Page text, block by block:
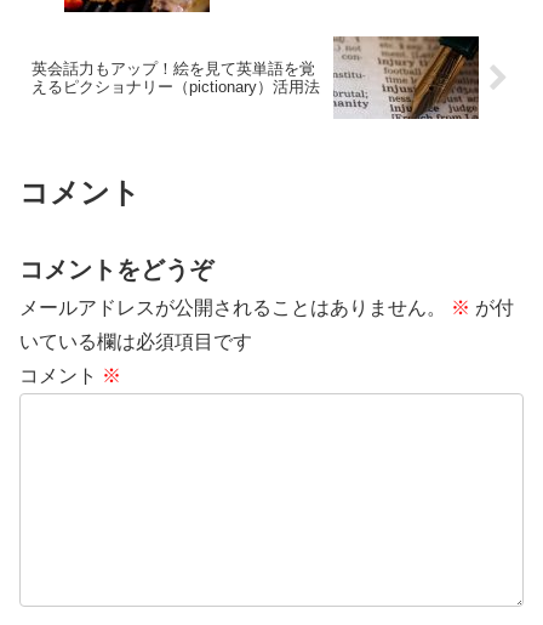
英会話力もアップ！絵を見て英単語を覚
えるピクショナリー（pictionary）活用法
コメント
コメントをどうぞ
メールアドレスが公開されることはありません。 ※ が付
いている欄は必須項目です
コメント ※